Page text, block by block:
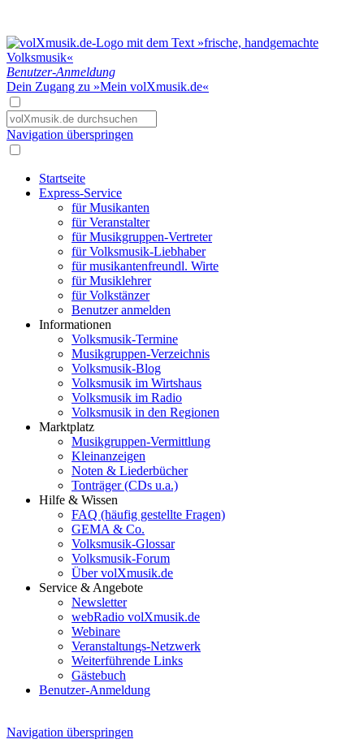
Benutzer-Anmeldung
Dein Zugang zu »Mein volXmusik.de«
Navigation überspringen
Startseite
Express-Service
für Musikanten
für Veranstalter
für Musikgruppen-Vertreter
für Volksmusik-Liebhaber
für musikantenfreundl. Wirte
für Musiklehrer
für Volkstänzer
Benutzer anmelden
Informationen
Volksmusik-Termine
Musikgruppen-Verzeichnis
Volksmusik-Blog
Volksmusik im Wirtshaus
Volksmusik im Radio
Volksmusik in den Regionen
Marktplatz
Musikgruppen-Vermittlung
Kleinanzeigen
Noten & Liederbücher
Tonträger (CDs u.a.)
Hilfe & Wissen
FAQ (häufig gestellte Fragen)
GEMA & Co.
Volksmusik-Glossar
Volksmusik-Forum
Über volXmusik.de
Service & Angebote
Newsletter
webRadio volXmusik.de
Webinare
Veranstaltungs-Netzwerk
Weiterführende Links
Gästebuch
Benutzer-Anmeldung
Navigation überspringen